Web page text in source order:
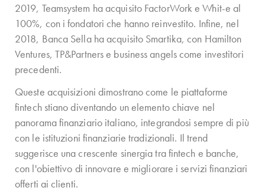
2019, Teamsystem ha acquisito FactorWork e Whit-e al
100%, con i fondatori che hanno reinvestito. Infine, nel
2018, Banca Sella ha acquisito Smartika, con Hamilton
Ventures, TP&Partners e business angels come investitori
precedenti.
Queste acquisizioni dimostrano come le piattaforme
fintech stiano diventando un elemento chiave nel
panorama finanziario italiano, integrandosi sempre di più
con le istituzioni finanziarie tradizionali. Il trend
suggerisce una crescente sinergia tra fintech e banche,
con l'obiettivo di innovare e migliorare i servizi finanziari
offerti ai clienti.